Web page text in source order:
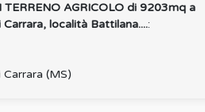
TERRENO AGRICOLO di 9203mq a
Carrara, località Battilana....:
(MS)